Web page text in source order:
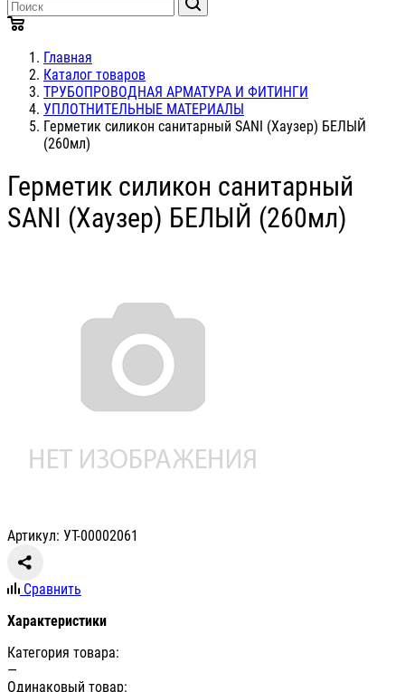
Главная
Каталог товаров
ТРУБОПРОВОДНАЯ АРМАТУРА И ФИТИНГИ
УПЛОТНИТЕЛЬНЫЕ МАТЕРИАЛЫ
Герметик силикон санитарный SANI (Хаузер) БЕЛЫЙ
(260мл)
Герметик силикон санитарный
SANI (Хаузер) БЕЛЫЙ (260мл)
Артикул: УТ-00002061
Сравнить
Характеристики
Категория товара:
—
Одинаковый товар: